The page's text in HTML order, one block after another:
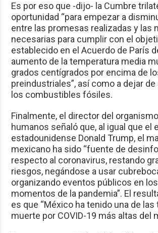
Es por eso que -dijo- la Cumbre
oportunidad “para empezar a
entre las promesas realizadas y las
necesarias para cumplir con el
establecido en el Acuerdo de París
aumento de la temperatura media
grados centígrados por encima de
preindustriales”, así como a dejar
los combustibles fósiles.
Finalmente, el director del
humanos señaló que, al igual que el
estadounidense Donald Trump, el
mexicano ha sido “fuente de
respecto al coronavirus, restando
riesgos, negándose a usar
organizando eventos públicos en
momentos de la pandemia”. El
es que “México ha tenido una de las
muerte por COVID-19 más altas del